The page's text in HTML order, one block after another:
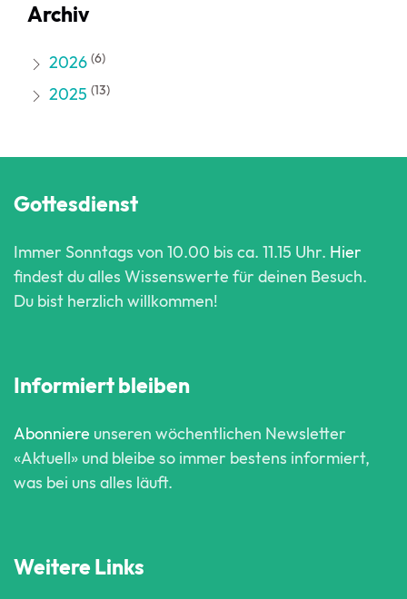
Archiv
2026 (6)
2025 (13)
Gottesdienst
Immer Sonntags von 10.00 bis ca. 11.15 Uhr. Hier
findest du alles Wissenswerte für deinen Besuch.
Du bist herzlich willkommen!
Informiert bleiben
Abonniere unseren wöchentlichen Newsletter
«Aktuell» und bleibe so immer bestens informiert,
was bei uns alles läuft.
Weitere Links